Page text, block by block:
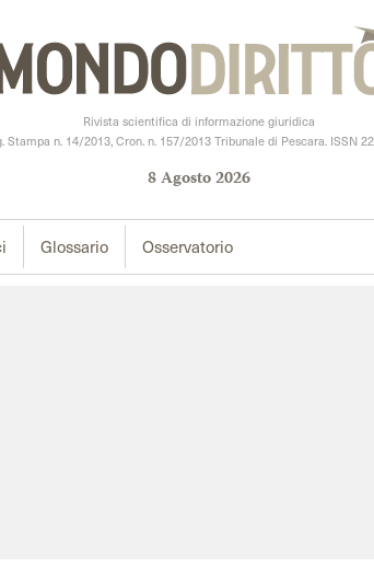
Rivista scientifica di informazione giuridica
Stampa n. 14/2013, Cron. n. 157/2013 Tribunale di Pescara. ISSN
8Agosto2026
Glossario Osservatorio